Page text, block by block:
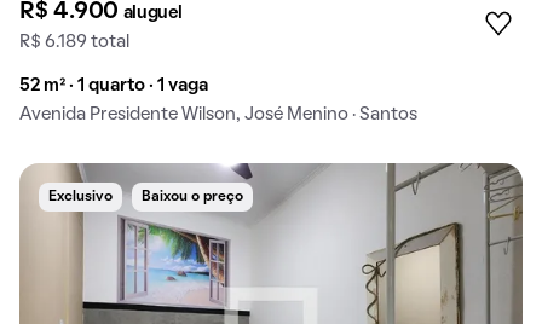
R$ 4.900 aluguel
R$ 6.189 total
52 m² · 1 quarto · 1 vaga
Avenida Presidente Wilson, José Menino · Santos
Exclusivo Baixou o preço